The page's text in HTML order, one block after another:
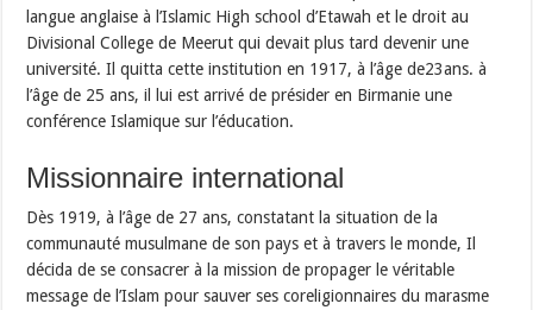
langue anglaise à l’Islamic High school d’Etawah et le droit au
Divisional College de Meerut qui devait plus tard devenir une
université. Il quitta cette institution en 1917, à l’âge de23ans. à
l’âge de 25 ans, il lui est arrivé de présider en Birmanie une
conférence Islamique sur l’éducation.
Missionnaire international
Dès 1919, à l’âge de 27 ans, constatant la situation de la
communauté musulmane de son pays et à travers le monde, Il
décida de se consacrer à la mission de propager le véritable
message de l’Islam pour sauver ses coreligionnaires du marasme